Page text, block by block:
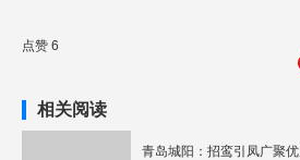
点赞 6
相关阅读
青岛城阳：招鸾引凤广聚